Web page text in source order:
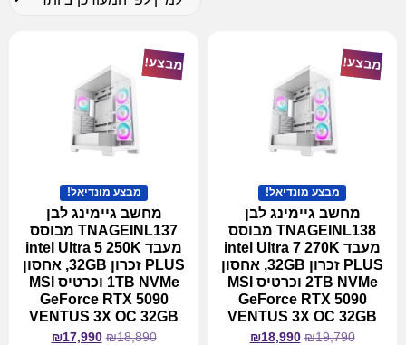
מבצע!
מבצע מונדיאל!
מחשב גיימינג לבן
TNAGEINL138 מבוסס
מעבד intel Ultra 7 270K
PLUS זכרון 32GB, אחסון
2TB NVMe וכרטיס MSI
GeForce RTX 5090
VENTUS 3X OC 32GB
₪19,790
₪18,990
מבצע!
מבצע מונדיאל!
מחשב גיימינג לבן
TNAGEINL137 מבוסס
מעבד intel Ultra 5 250K
PLUS זכרון 32GB, אחסון
1TB NVMe וכרטיס MSI
GeForce RTX 5090
VENTUS 3X OC 32GB
₪18,890
₪17,990